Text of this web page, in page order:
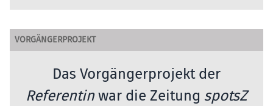
VORGÄNGERPROJEKT
Das Vorgängerprojekt der
Referentinwar die Zeitung spotsZ